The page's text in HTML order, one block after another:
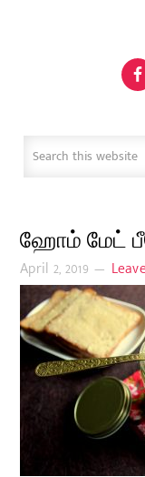
ஹோம் மேட்
April 2, 2019